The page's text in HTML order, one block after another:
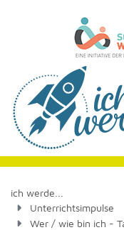
ich werde...
Unterrichtsimpulse
Wer / wie bin ich -